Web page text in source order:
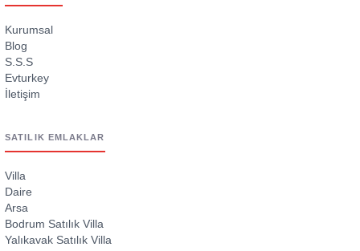
Kurumsal
Blog
S.S.S
Evturkey
İletişim
SATILIK EMLAKLAR
Villa
Daire
Arsa
Bodrum Satılık Villa
Yalıkavak Satılık Villa